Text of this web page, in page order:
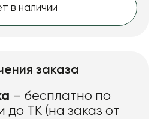
в наличии
заказа
– бесплатно по
до ТК (на заказ от